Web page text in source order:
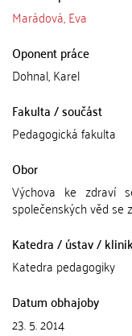
Marádová, Eva
Oponent práce
Dohnal, Karel
Fakulta / součást
Pedagogická fakulta
Obor
Výchova ke zdraví
společenských věd se
Katedra / ústav /
Katedra pedagogiky
Datum obhajoby
23. 5. 2014